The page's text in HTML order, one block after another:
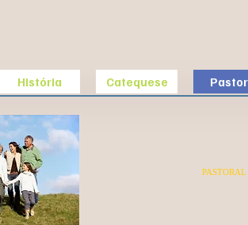
PASTORAL
História Catequese